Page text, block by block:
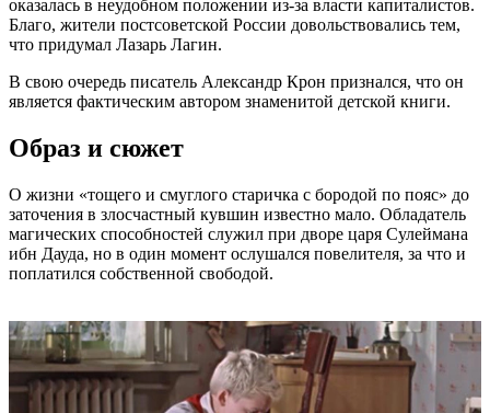
оказалась в неудобном положении из-за власти капиталистов.
Благо, жители постсоветской России довольствовались тем,
что придумал Лазарь Лагин.
В свою очередь писатель Александр Крон признался, что он
является фактическим автором знаменитой детской книги.
Образ и сюжет
О жизни «тощего и смуглого старичка с бородой по пояс» до
заточения в злосчастный кувшин известно мало. Обладатель
магических способностей служил при дворе царя Сулеймана
ибн Дауда, но в один момент ослушался повелителя, за что и
поплатился собственной свободой.